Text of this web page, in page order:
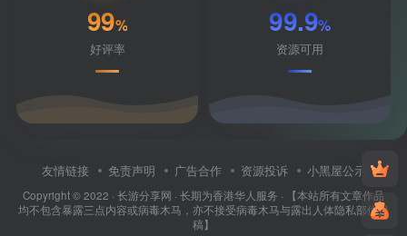
99%
好评率
99.9%
资源可用
友情链接 免责声明 广告合作 资源投诉 小黑屋公示
Copyright © 2022 · 长游分享网 · 长期为香港华人服务 · 【本站所有文章作品
均不包含暴露三点内容或病毒木马，亦不接受病毒木马与露出人体隐私部位投
稿】